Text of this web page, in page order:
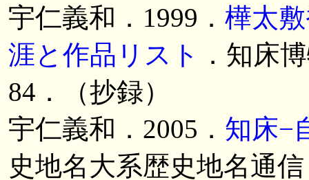
宇仁義和．1999． 樺太
涯と作品リスト
．知床
84．（抄録）
宇仁義和．2005． 知床−
史地名大系歴史地名通